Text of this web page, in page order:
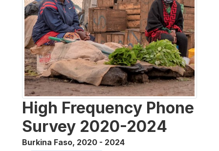
High Frequency Phone
Survey 2020-2024
Burkina Faso, 2020 - 2024